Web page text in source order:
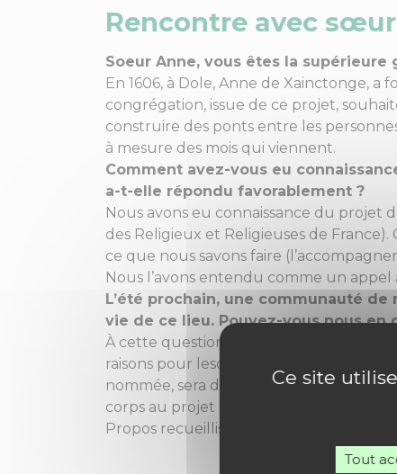
Rencontre avec
Soeur Anne, vous êtes la
En 1606, à Dole, Anne de Xainctonge,
congrégation, issue de ce projet,
construire des ponts entre les
à mesure des mois qui viennent.
Comment avez-vous eu
a-t-elle répondu favorablement ?
Nous avons eu connaissance du projet
des Religieux et Religieuses de
ce que nous savons faire
Nous l’avons entendu comme un
L’été prochain, une communauté
vie de ce lieu. Pouvez-vous nous en
À cette question, je n’ai pas vraiment
raisons pour lesquelles l’appel de
nommée, sera de prendre contact
corps au projet ébauché.
Propos recueillis par Didier Sentenas
Ce site
Tout